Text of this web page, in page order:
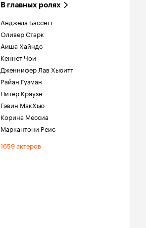
В главных ролях
Анджела Бассетт
Оливер Старк
Аиша Хайндс
Кеннет Чои
Дженнифер Лав Хьюитт
Райан Гузман
Питер Краузе
Гэвин МакХью
Корина Мессиа
Маркантони Реис
1659 актеров